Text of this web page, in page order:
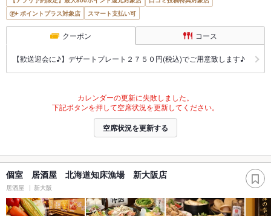
ポイントプラス対象店
スマート支払い可
クーポン コース
【歓送迎会に♪】デザートプレート２７５０円(税込)でご用意致します♪
カレンダーの更新に失敗しました。
下記ボタンを押して空席状況を更新してください。
空席状況を更新する
個室 居酒屋 北海道知床漁場 新大阪店
居酒屋 新大阪